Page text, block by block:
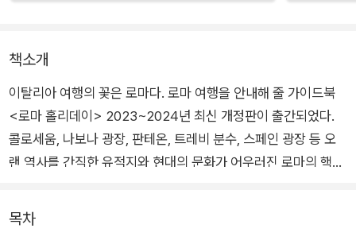
책소개
이탈리아 여행의 꽃은 로마다. 로마 여행을 안내해 줄 가이드북
<로마 홀리데이> 2023~2024년 최신 개정판이 출간되었다.
콜로세움, 나보나 광장, 판테온, 트레비 분수, 스페인 광장 등 오
랜 역사를 간직한 유적지와 현대의 문화가 어우러진 로마의 핵심
이탈리아 여행에 빼놓을 수 없는 미식과 쇼핑 정보뿐만 아니라 최
목차